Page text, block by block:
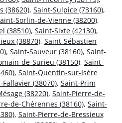
(38620), Saint-Sulpice (73160),
Sorlin-de-Vienne (38200),
(38510), Saint-Sixte (42130),
(38870), Saint-Sébastien
, Saint-Sauveur (38160), Saint-
de-Surieu (38150), Saint-
, Saint-Quentin-sur-Isère
(38070), Saint-Prim
(38220), Saint-Pierre-de-
de-Chérennes (38160), Saint-
, Saint-Pierre-de-Bressieux